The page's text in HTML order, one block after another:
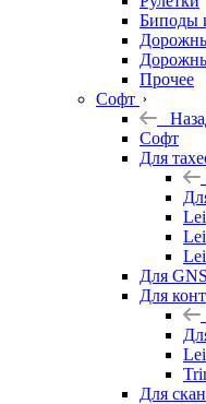
Биподы
Прочее
Софт
Софт
Для
Для
Для
Для